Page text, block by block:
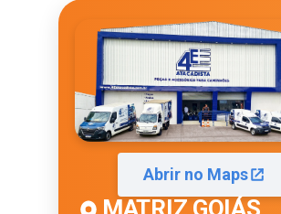
Abrir no Maps